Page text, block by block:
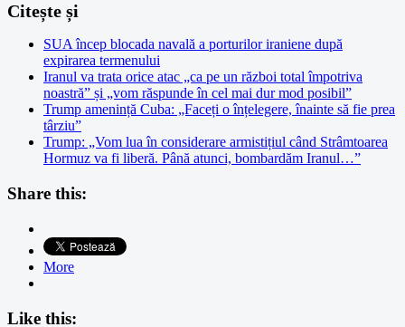
Citește și
SUA încep blocada navală a porturilor iraniene după
expirarea termenului
Iranul va trata orice atac „ca pe un război total împotriva
noastră” și „vom răspunde în cel mai dur mod posibil”
Trump amenință Cuba: „Faceți o înțelegere, înainte să fie prea
târziu”
Trump: „Vom lua în considerare armistițiul când Strâmtoarea
Hormuz va fi liberă. Până atunci, bombardăm Iranul…”
Share this:
More
Like this: